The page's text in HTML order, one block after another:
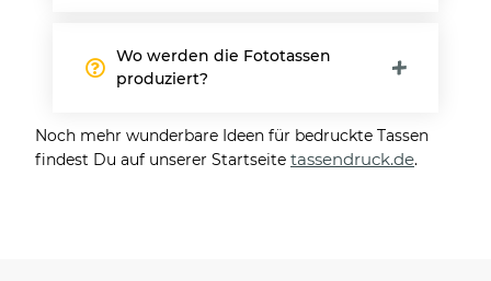
Wo werden die Fototassen
produziert?
Noch mehr wunderbare Ideen für bedruckte Tassen
findest Du auf unserer Startseite tassendruck.de.